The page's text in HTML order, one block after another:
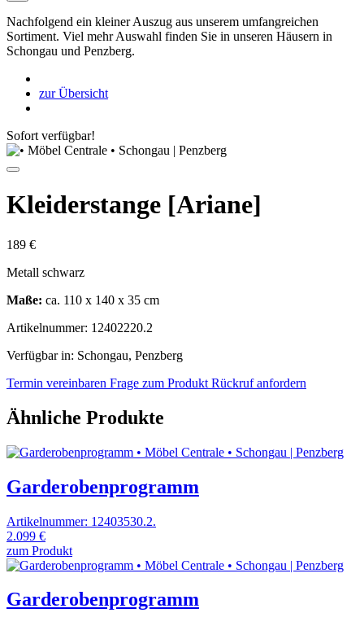
Nachfolgend ein kleiner Auszug aus unserem umfangreichen
Sortiment. Viel mehr Auswahl finden Sie in unseren Häusern in
Schongau und Penzberg.
zur Übersicht
Sofort verfügbar!
Kleiderstange [Ariane]
189 €
Metall schwarz
Maße: ca. 110 x 140 x 35 cm
Artikelnummer: 12402220.2
Verfügbar in: Schongau, Penzberg
Termin vereinbaren Frage zum Produkt Rückruf anfordern
Ähnliche Produkte
Garderobenprogramm
Artikelnummer: 12403530.2.
2.099 €
zum Produkt
Garderobenprogramm